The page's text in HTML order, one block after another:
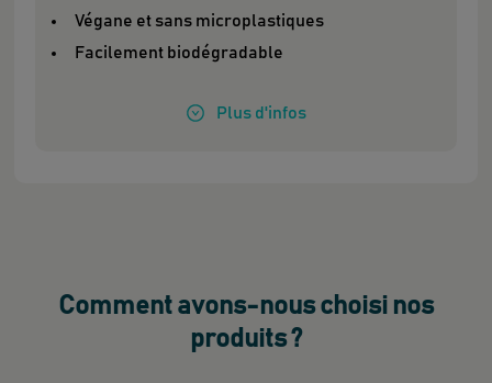
Végane et sans microplastiques
Facilement biodégradable
Plus d'infos
Comment avons-nous choisi nos
produits ?